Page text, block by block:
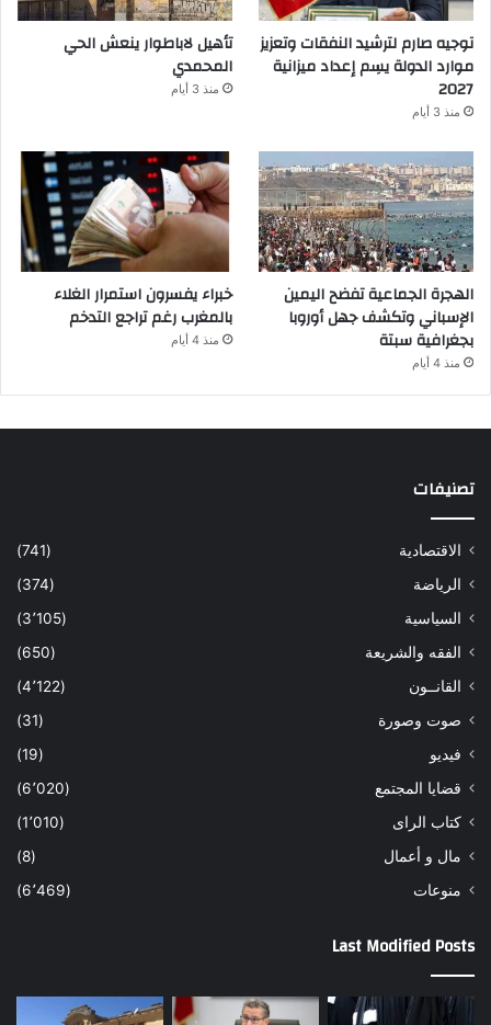
توجيه صارم لترشيد النفقات وتعزيز
موارد الدولة يسِم إعداد ميزانية
2027
منذ 3 أيام
تأهيل لاباطوار ينعش الحي
المحمدي
منذ 3 أيام
الهجرة الجماعية تفضح اليمين
الإسباني وتكشف جهل أوروبا
بجغرافية سبتة
منذ 4 أيام
خبراء يفسرون استمرار الغلاء
بالمغرب رغم تراجع التدخم
منذ 4 أيام
تصنيفات
الاقتصادية
(741)
الرياضة
(374)
السياسية
(3٬105)
الفقه والشريعة
(650)
القانــون
(4٬122)
صوت وصورة
(31)
فيديو
(19)
قضايا المجتمع
(6٬020)
كتاب الراى
(1٬010)
مال و أعمال
(8)
منوعات
(6٬469)
Last Modified Posts